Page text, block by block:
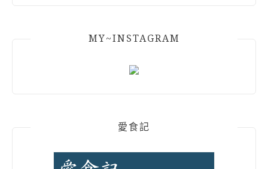
MY~INSTAGRAM
愛食記